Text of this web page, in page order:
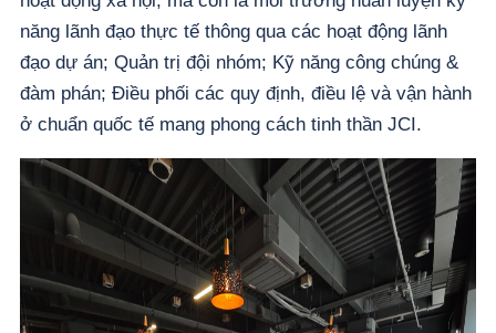
năng lãnh đạo thực tế thông qua các hoạt động lãnh
đạo dự án; Quản trị đội nhóm; Kỹ năng công chúng &
đàm phán; Điều phối các quy định, điều lệ và vận hành
ở chuẩn quốc tế mang phong cách tinh thần JCI.